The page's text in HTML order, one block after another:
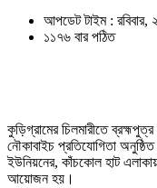
আপডেট টাইম : রবিবার,
১১৭৬ বার পঠিত
কুড়িগ্রামের চিলমারীতে
নৌকাবাইচ প্রতিযোগিতা
ইউনিয়নের, কাঁচকোল হাট
আয়োজন হয়।